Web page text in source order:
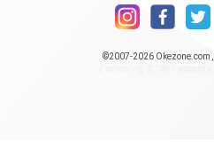
©2007-2026 Okezone.com